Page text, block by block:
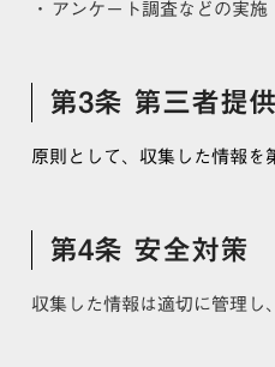
・ アンケート調査などの実施
第3条 第三者提供
原則として、収集した情報
第4条 安全対策
収集した情報は適切に管理し